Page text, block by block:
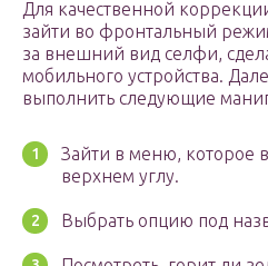
Для качественной
зайти во фронтальный
за внешний вид селфи,
мобильного устройства.
выполнить следующие
Зайти в меню, которое
верхнем углу.
Выбрать опцию под